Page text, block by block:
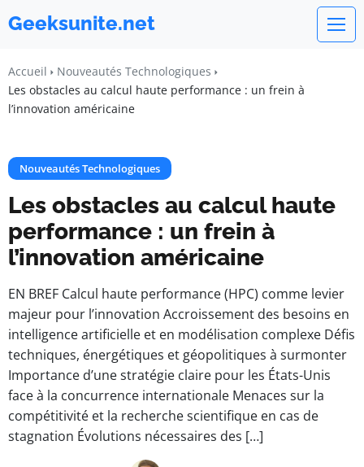
Geeksunite.net
Accueil
Nouveautés Technologiques
Les obstacles au calcul haute performance : un frein à
l’innovation américaine
Nouveautés Technologiques
Les obstacles au calcul haute
performance : un frein à
l’innovation américaine
EN BREF Calcul haute performance (HPC) comme levier
majeur pour l’innovation Accroissement des besoins en
intelligence artificielle et en modélisation complexe Défis
techniques, énergétiques et géopolitiques à surmonter
Importance d’une stratégie claire pour les États-Unis
face à la concurrence internationale Menaces sur la
compétitivité et la recherche scientifique en cas de
stagnation Évolutions nécessaires des […]